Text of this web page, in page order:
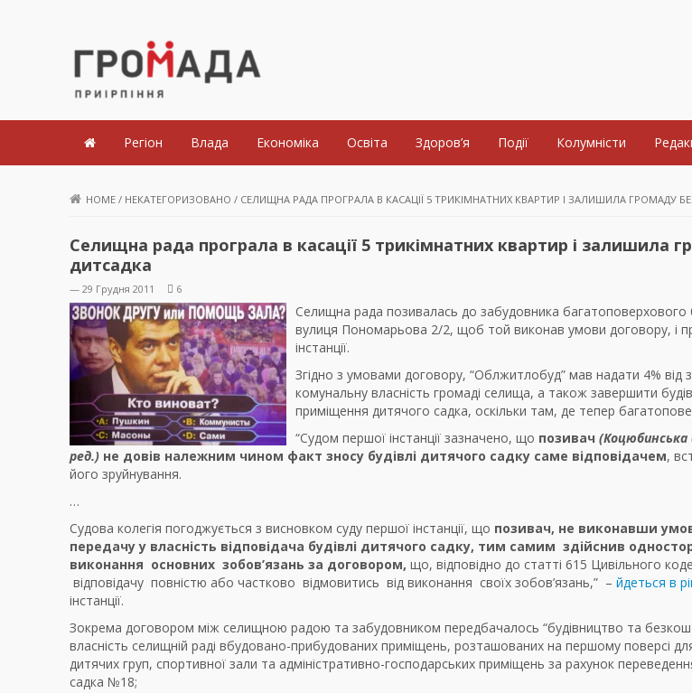
Громада Приірпіння
Регіон Влада Економіка Освіта Здоров’я Події Колумністи
HOME / НЕКАТЕГОРИЗОВАНО / СЕЛИЩНА РАДА ПРОГРАЛА В КАСАЦІЇ 5 ТРИКІМНАТНИХ КВАРТИР І ЗАЛИШИЛА ГРОМАДУ
Селищна рада програла в касації 5 трикімнатних квартир і залишила
дитсадка
— 29 Грудня 2011 6
Селищна рада позивалась до забудовника багатоповерхового
вулиця Пономарьова 2/2, щоб той виконав умови договору, і
інстанції.
Згідно з умовами договору, “Облжитлобуд” мав надати 4% від
комунальну власність громаді селища, а також завершити
приміщення дитячого садка, оскільки там, де тепер
“Судом першої інстанції зазначено, що позивач (Коцюбинська
ред.) не довів належним чином факт зносу будівлі дитячого садку саме відповідачем,
його зруйнування.
…
Судова колегія погоджується з висновком суду першої інстанції, що позивач, не виконавши
передачу у власність відповідача будівлі дитячого садку, тим самим здійснив
виконання основних зобов’язань за договором, що, відповідно до статті 615 Цивільного
відповідачу повністю або частково відмовитись від виконання своїх зобов’язань,” – йдеться в
інстанції.
Зокрема договором між селищною радою та забудовником передбачалось “будівництво та
власність селищній раді вбудовано-прибудованих приміщень, розташованих на першому поверсі
дитячих груп, спортивної зали та адміністративно-господарських приміщень за рахунок
садка №18;